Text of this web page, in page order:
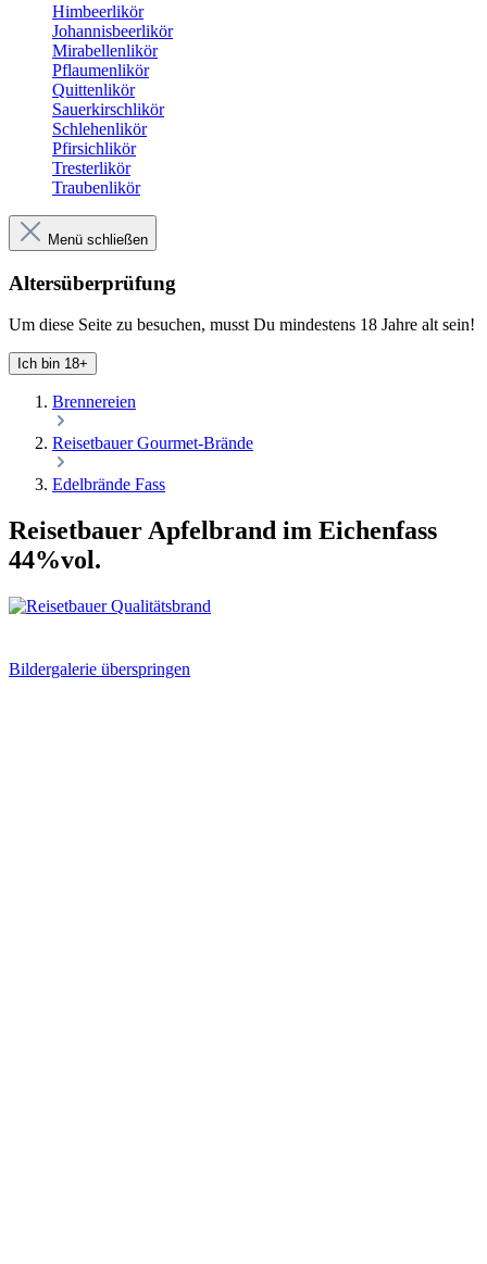
Himbeerlikör
Johannisbeerlikör
Mirabellenlikör
Pflaumenlikör
Quittenlikör
Sauerkirschlikör
Schlehenlikör
Pfirsichlikör
Tresterlikör
Traubenlikör
Menü schließen
Altersüberprüfung
Um diese Seite zu besuchen, musst Du mindestens 18 Jahre alt sein!
Ich bin 18+
Brennereien
Reisetbauer Gourmet-Brände
Edelbrände Fass
Reisetbauer Apfelbrand im Eichenfass
44%vol.
Bildergalerie überspringen